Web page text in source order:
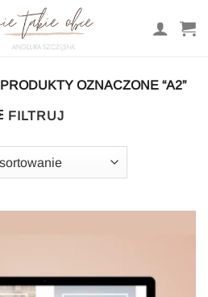
PRODUKTY OZNACZONE “A2”
FILTRUJ